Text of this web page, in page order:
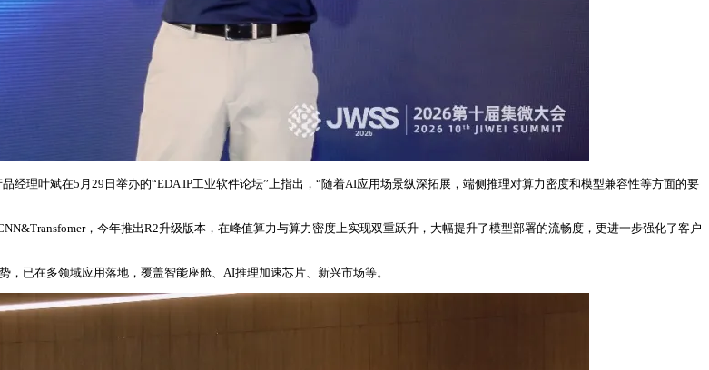
理叶斌在5月29日举办的“EDA IP工业软件论坛”上指出，“随着AI应用场景纵深拓展，端侧推理对算力密度和模型兼容性等方面的要
，今年推出R2升级版本，在峰值算力与算力密度上实现双重跃升，大幅提升了模型部署的流畅度，更进一步强化了客户
，已在多领域应用落地，覆盖智能座舱、AI推理加速芯片、新兴市场等。